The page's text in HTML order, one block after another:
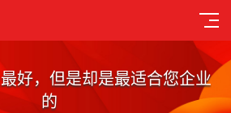
好，但是却是最适合您企业
的